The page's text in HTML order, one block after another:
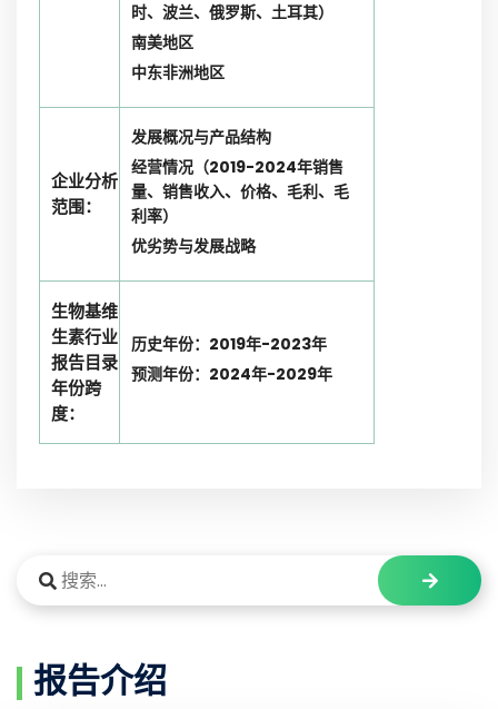
时、波兰、俄罗斯、土耳其）
南美地区
中东非洲地区
企业分析
范围：
发展概况与产品结构
经营情况（2019-2024年销售
量、销售收入、价格、毛利、毛
利率）
优劣势与发展战略
生物基维
生素行业
报告目录
年份跨
度：
历史年份：2019年-2023年
预测年份：2024年-2029年
报告介绍